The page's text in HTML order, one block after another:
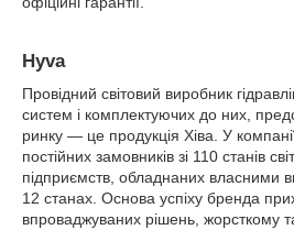
Hyva
Провідний світовий виробник
систем і комплектуючих до них,
ринку — це продукція Хіва. У
постійних замовників зі 110 станів
підприємств, обладнаних власними
12 станах. Основа успіху бренда
впроваджуваних рішень, жорсткому